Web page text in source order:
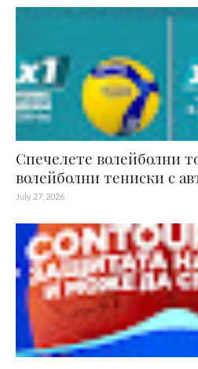
Спечелете волейболни
волейболни тениски с
July 27, 2026